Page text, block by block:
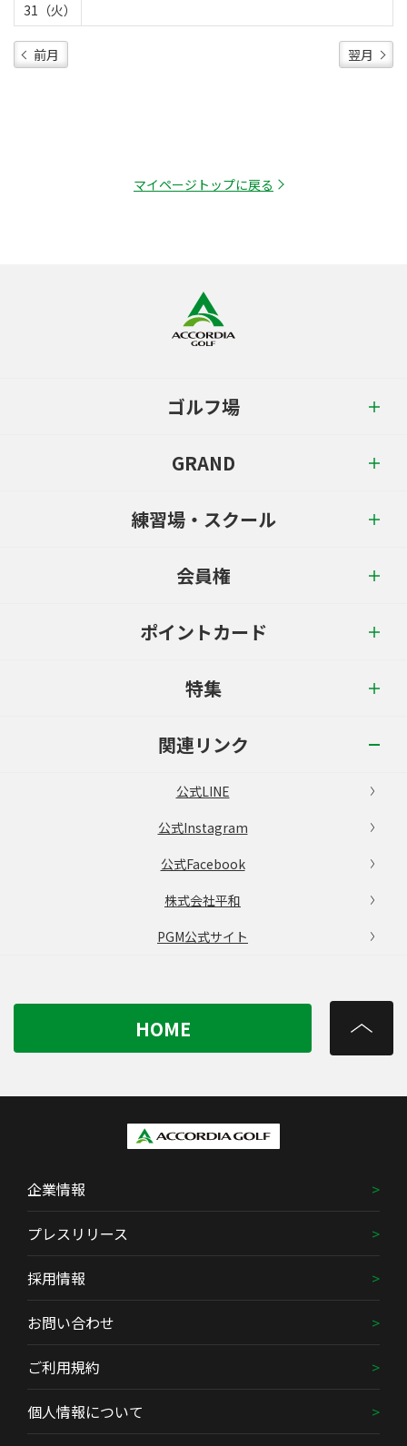
31（火）
前月 翌月
マイページトップに戻る
ゴルフ場
GRAND
練習場・スクール
会員権
ポイントカード
特集
関連リンク
公式LINE
公式Instagram
公式Facebook
株式会社平和
PGM公式サイト
HOME
企業情報
プレスリリース
採用情報
お問い合わせ
ご利用規約
個人情報について